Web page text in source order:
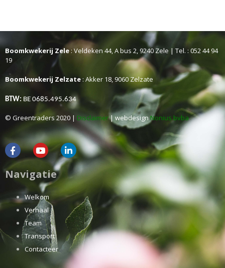
Boomkwekerij Zele: Veldeken 44, A bus 2, 9240 Zele | Tel. : 052 44 94
19
Boomkwekerij Zelzate : Akker 18, 9060 Zelzate
BTW: BE 0685.495.634
© Greentraders 2020 | Disclaimer| webdesignNonius bvba
Navigatie
Welkom
Verhaal
Team
Transport
Contacteer